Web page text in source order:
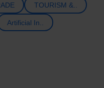
TOURISM &..
Artificial In..